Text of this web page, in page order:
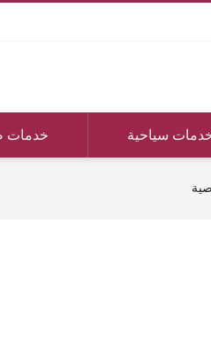
سياحية خدمات